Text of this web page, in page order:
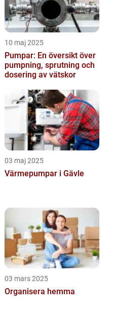
10 maj 2025
Pumpar: En översikt över
pumpning, sprutning och
dosering av vätskor
03 maj 2025
Värmepumpar i Gävle
03 mars 2025
Organisera hemma